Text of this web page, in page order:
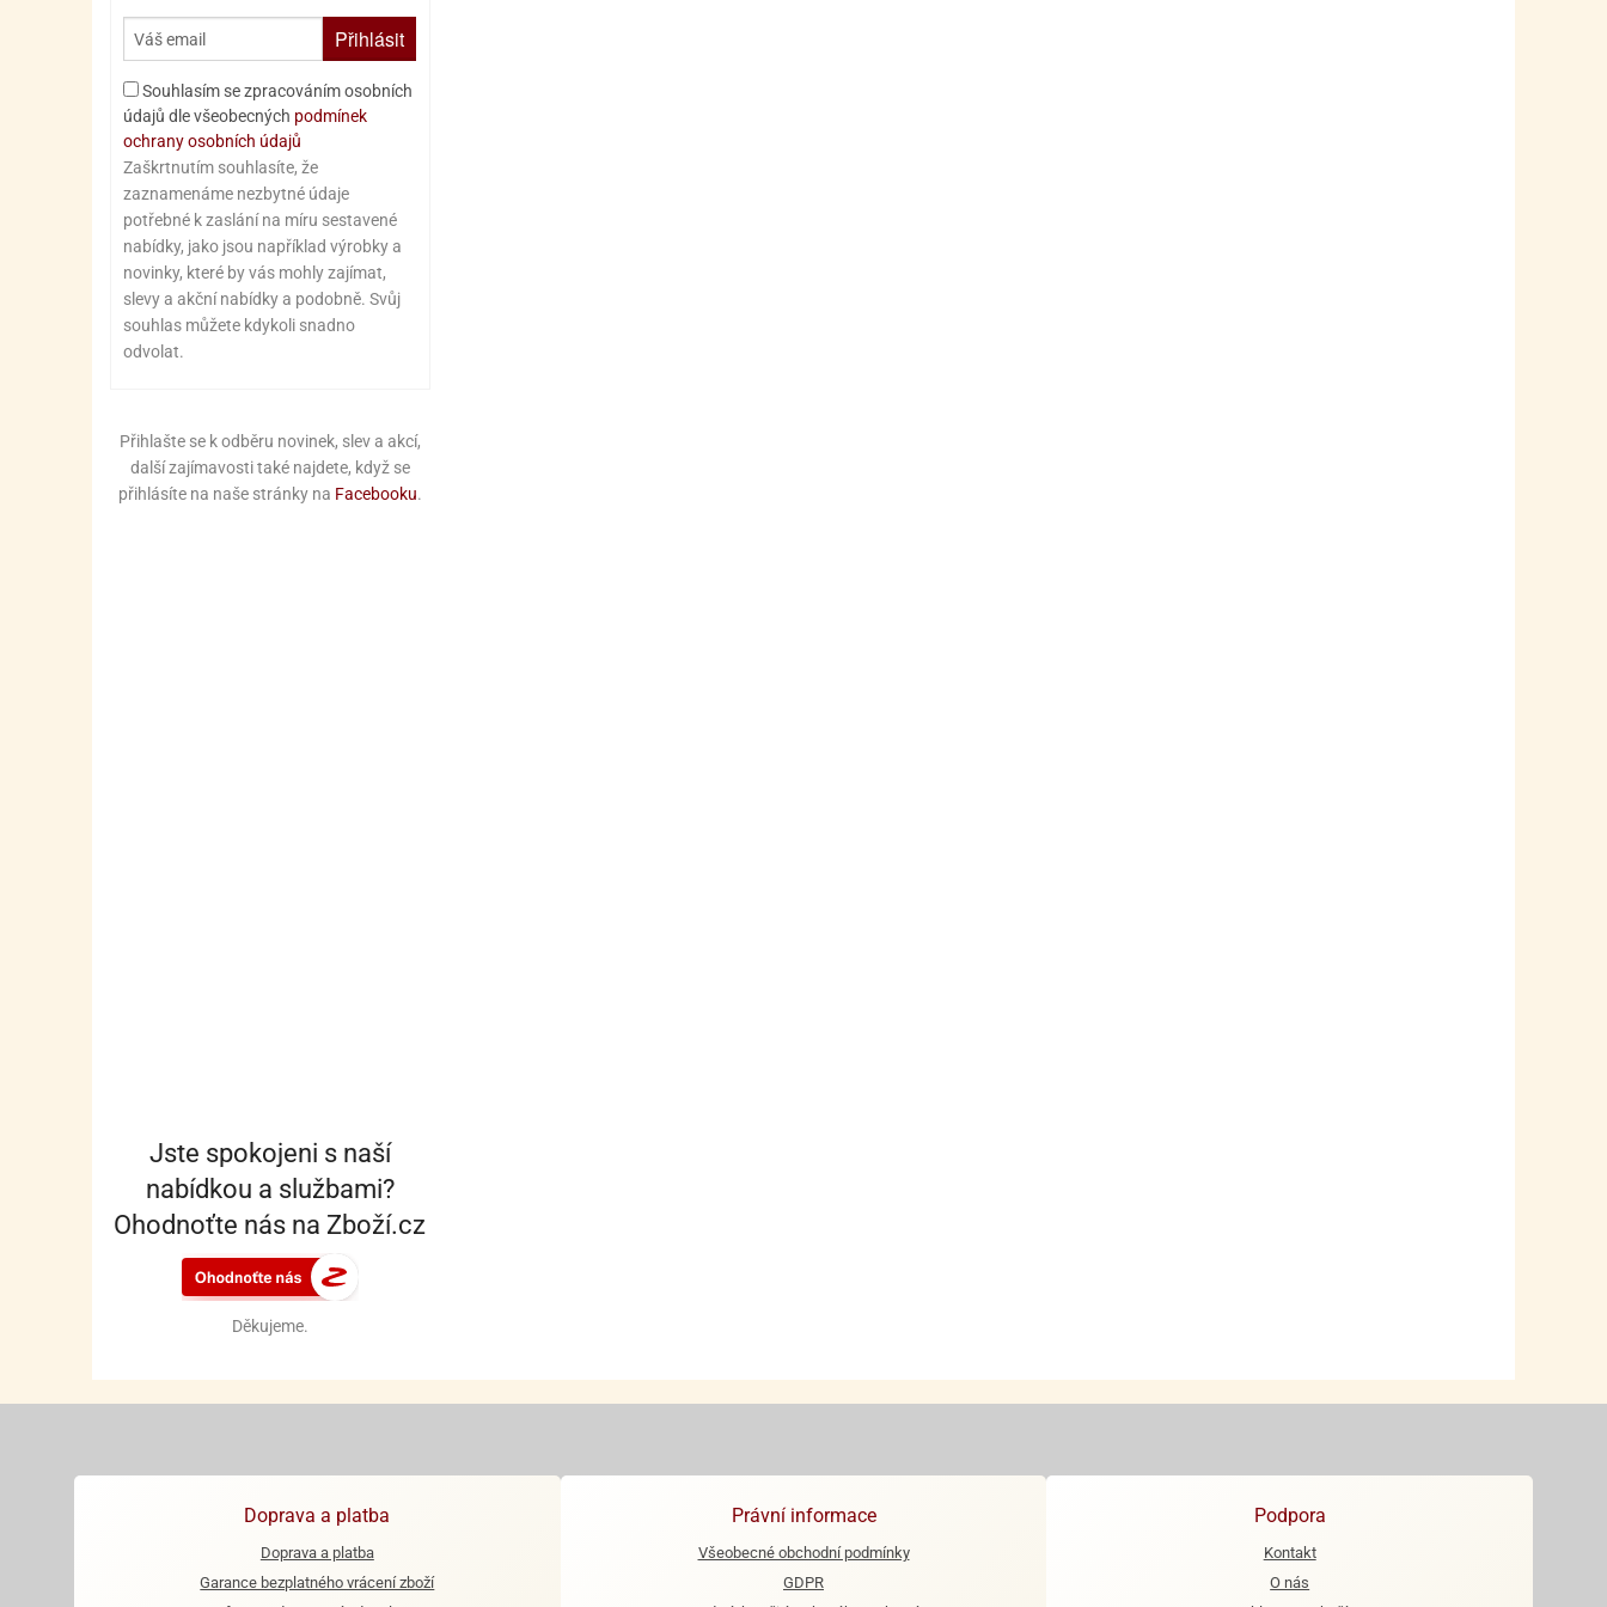
Přihlásit
Souhlasím se zpracováním osobních
údajů dle všeobecných podmínek
ochrany osobních údajů
Zaškrtnutím souhlasíte, že
zaznamenáme nezbytné údaje
potřebné k zaslání na míru sestavené
nabídky, jako jsou například výrobky a
novinky, které by vás mohly zajímat,
slevy a akční nabídky a podobně. Svůj
souhlas můžete kdykoli snadno
odvolat.
Přihlašte se k odběru novinek, slev a akcí,
další zajímavosti také najdete, když se
přihlásíte na naše stránky na Facebooku.
Jste spokojeni s naší
nabídkou a službami?
Ohodnoťte nás na Zboží.cz
Děkujeme.
Doprava a platba
Doprava a platba
Garance bezplatného vrácení zboží
Právní informace
Všeobecné obchodní podmínky
GDPR
Podpora
Kontakt
O nás